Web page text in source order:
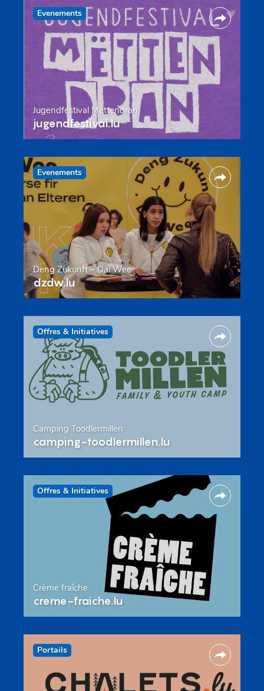
Evenements
Jugendfestival Mëttendran
jugendfestival.lu
Evenements
Deng Zukunft – Däi Wee
dzdw.lu
Offres & Initiatives
Camping Toodlermillen
camping-toodlermillen.lu
Offres & Initiatives
Crème fraîche
creme-fraiche.lu
Portails